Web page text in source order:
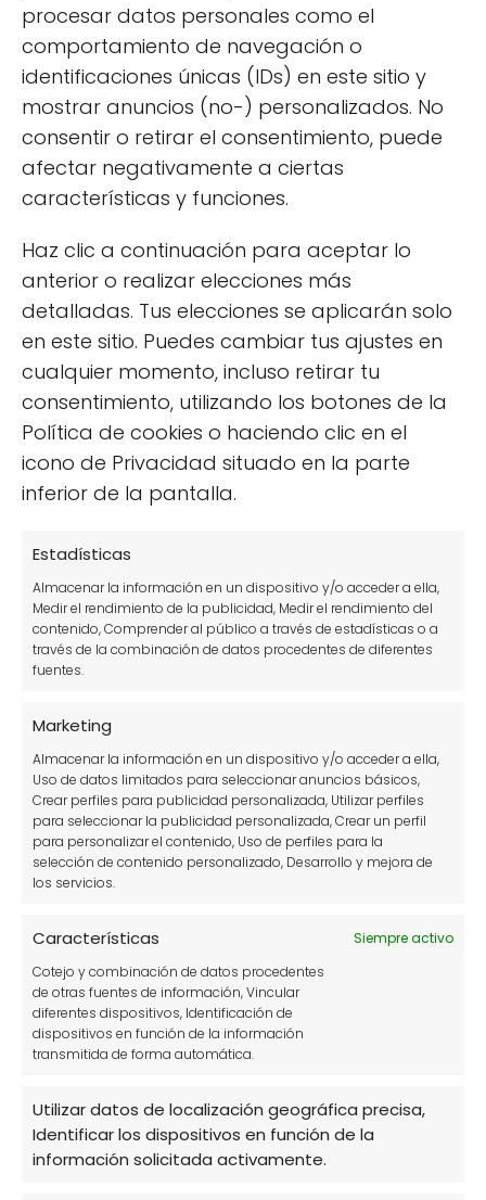
procesar datos personales como el
comportamiento de navegación o
identificaciones únicas (IDs) en este sitio y
mostrar anuncios (no-) personalizados. No
consentir o retirar el consentimiento, puede
afectar negativamente a ciertas
características y funciones.
Haz clic a continuación para aceptar lo
anterior o realizar elecciones más
detalladas. Tus elecciones se aplicarán solo
en este sitio. Puedes cambiar tus ajustes en
cualquier momento, incluso retirar tu
consentimiento, utilizando los botones de la
Política de cookies o haciendo clic en el
icono de Privacidad situado en la parte
inferior de la pantalla.
Estadísticas
Almacenar la información en un dispositivo y/o acceder a ella,
Medir el rendimiento de la publicidad, Medir el rendimiento del
contenido, Comprender al público a través de estadísticas o a
través de la combinación de datos procedentes de diferentes
fuentes.
Marketing
Almacenar la información en un dispositivo y/o acceder a ella,
Uso de datos limitados para seleccionar anuncios básicos,
Crear perfiles para publicidad personalizada, Utilizar perfiles
para seleccionar la publicidad personalizada, Crear un perfil
para personalizar el contenido, Uso de perfiles para la
selección de contenido personalizado, Desarrollo y mejora de
los servicios.
Características
Siempre activo
Cotejo y combinación de datos procedentes
de otras fuentes de información, Vincular
diferentes dispositivos, Identificación de
dispositivos en función de la información
transmitida de forma automática.
Utilizar datos de localización geográfica precisa,
Identificar los dispositivos en función de la
información solicitada activamente.
Ciclámenes: ¡cinco meses de flores!
Clavel de Aire: Todo lo que necesitas
saber sobre esta Planta Única
Keiki: qué es, cómo identificarlos y